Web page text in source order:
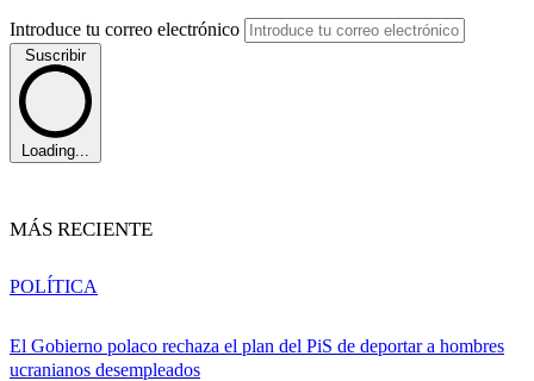
Introduce tu correo electrónico
Suscribir
Loading...
MÁS RECIENTE
El Gobierno polaco rechaza el plan del PiS de deportar a hombres
ucranianos desempleados
POLÍTICA